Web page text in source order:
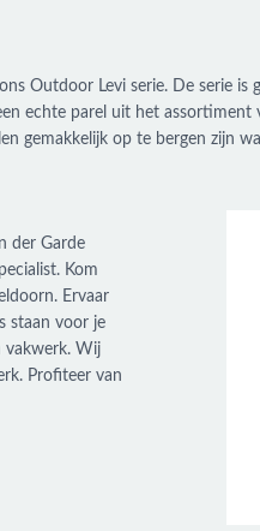
Outdoor Levi serie. De serie is
echte parel uit het assortiment
gemakkelijk op te bergen zijn
der Garde
Kom
Ervaar
staan voor je
vakwerk. Wij
Profiteer van